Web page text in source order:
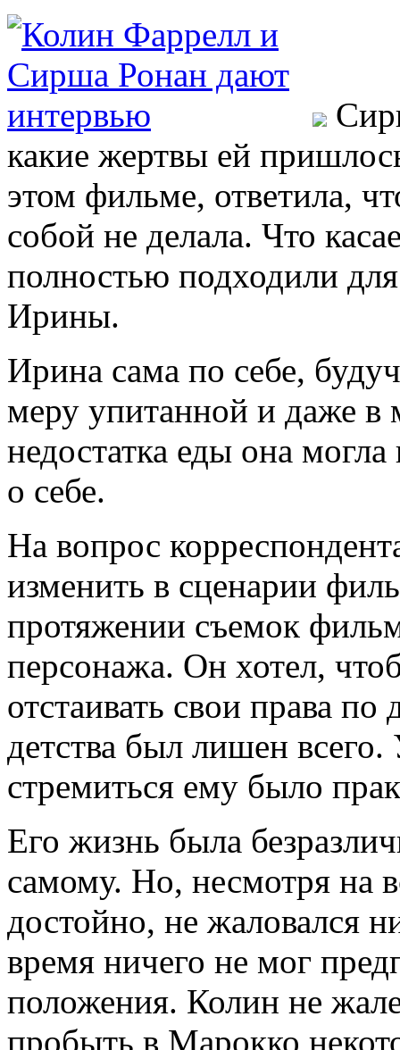
какие жертвы ей
этом фильме, ответила,
собой не делала. Что
полностью подходили
Ирины.
Ирина сама по себе,
меру упитанной и даже в
недостатка еды она
о себе.
На вопрос
изменить в сценарии
протяжении съемок
персонажа. Он хотел,
отстаивать свои права по
детства был лишен
стремиться ему было
Его жизнь была
самому. Но, несмотря на
достойно, не жаловался
время ничего не мог
положения. Колин не
пробыть в Марокко